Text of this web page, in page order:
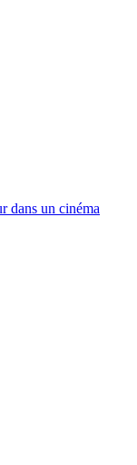
dans un cinéma